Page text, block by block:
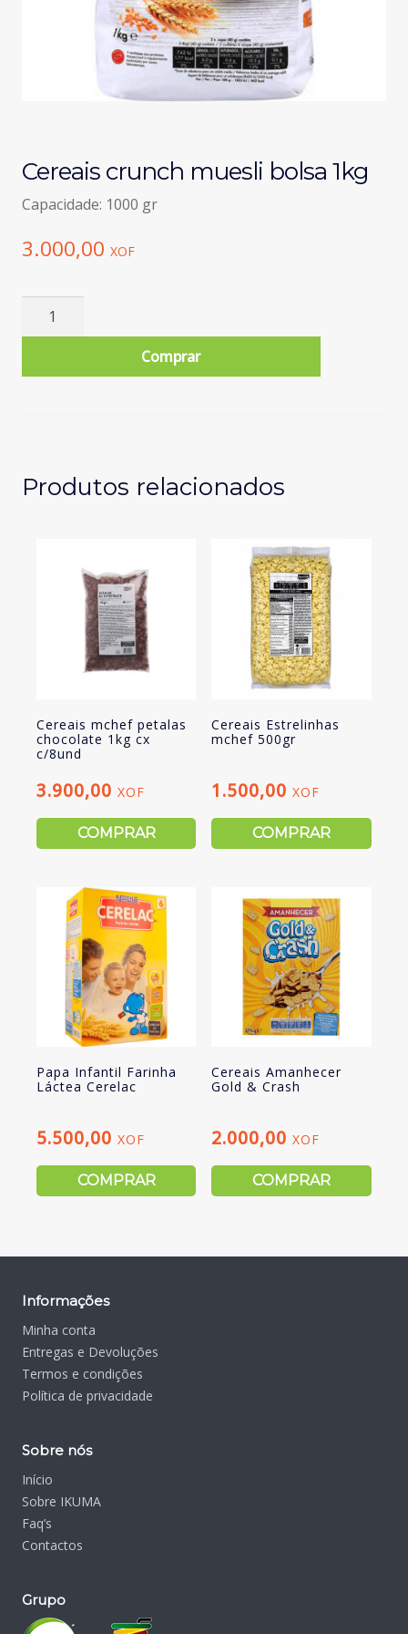
Cereais crunch muesli bolsa 1kg
Capacidade: 1000 gr
3.000,00 XOF
Quantidade
crunch
Comprar
Produtos relacionados
Cereais mchef petalas
chocolate 1kg cx
c/8und
3.900,00 XOF
COMPRAR
Cereais Estrelinhas
mchef 500gr
1.500,00XOF
COMPRAR
Papa Infantil Farinha
Láctea Cerelac
5.500,00 XOF
COMPRAR
Cereais Amanhecer
Gold & Crash
2.000,00XOF
COMPRAR
Informações
Minha conta
Entregas e Devoluções
Termos e condições
Política de privacidade
Sobre nós
Início
Sobre IKUMA
Faq’s
Contactos
Grupo